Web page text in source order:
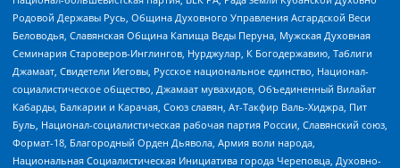
Родовой Державы Русь, Община Духовного Управления Асгардской Веси
Беловодья, Славянская Община Капища Веды Перуна, Мужская Духовная
Семинария Староверов-Инглингов, Нурджулар, К Богодержавию, Таблиги
Джамаат, Свидетели Иеговы, Русское национальное единство, Национал-
социалистическое общество, Джамаат мувахидов, Объединенный Вилайат
Кабарды, Балкарии и Карачая, Союз славян, Ат-Такфир Валь-Хиджра, Пит
Буль, Национал-социалистическая рабочая партия России, Славянский союз,
Формат-18, Благородный Орден Дьявола, Армия воли народа,
Национальная Социалистическая Инициатива города Череповца, Духовно-